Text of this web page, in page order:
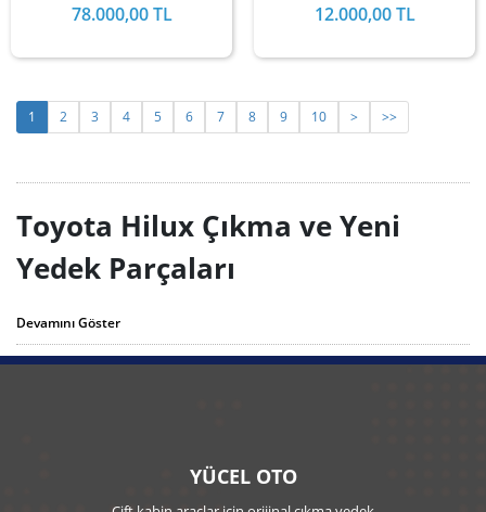
STOKLARIMIZDA MEVCUTTUR.
78.000,00 TL 12.000,00 TL
1 2 3 4 5 6 7 8 9 10 > >>
Toyota Hilux Çıkma ve Yeni
Yedek Parçaları
sahip olan firmadır. Öncelikli hedefimiz müşteri memnuniyetini sağlamak
olup, bununla birlikte Toyota Hilux yedek parçalarını en uygun fiyatlarla
sizlere sunuyoruz. Hilux yedek parçalarını “çıkma parça” şeklinde temin
tüm Çıkma Parçalar muhayyerdir.
Devamını Göster
YÜCEL OTO